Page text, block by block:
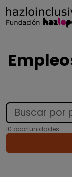
10 oportunidades